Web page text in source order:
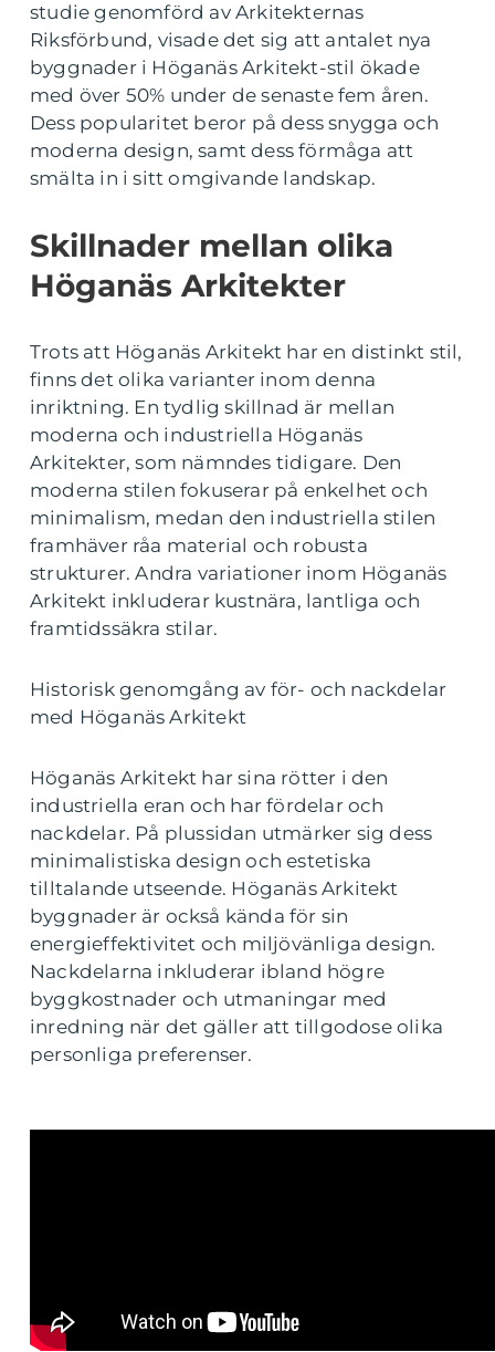
studie genomförd av Arkitekternas
Riksförbund, visade det sig att antalet nya
byggnader i Höganäs Arkitekt-stil ökade
med över 50% under de senaste fem åren.
Dess popularitet beror på dess snygga och
moderna design, samt dess förmåga att
smälta in i sitt omgivande landskap.
Skillnader mellan olika
Höganäs Arkitekter
Trots att Höganäs Arkitekt har en distinkt stil,
finns det olika varianter inom denna
inriktning. En tydlig skillnad är mellan
moderna och industriella Höganäs
Arkitekter, som nämndes tidigare. Den
moderna stilen fokuserar på enkelhet och
minimalism, medan den industriella stilen
framhäver råa material och robusta
strukturer. Andra variationer inom Höganäs
Arkitekt inkluderar kustnära, lantliga och
framtidssäkra stilar.
Historisk genomgång av för- och nackdelar
med Höganäs Arkitekt
Höganäs Arkitekt har sina rötter i den
industriella eran och har fördelar och
nackdelar. På plussidan utmärker sig dess
minimalistiska design och estetiska
tilltalande utseende. Höganäs Arkitekt
byggnader är också kända för sin
energieffektivitet och miljövänliga design.
Nackdelarna inkluderar ibland högre
byggkostnader och utmaningar med
inredning när det gäller att tillgodose olika
personliga preferenser.